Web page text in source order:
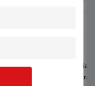
Cortador industrial
informatizado para